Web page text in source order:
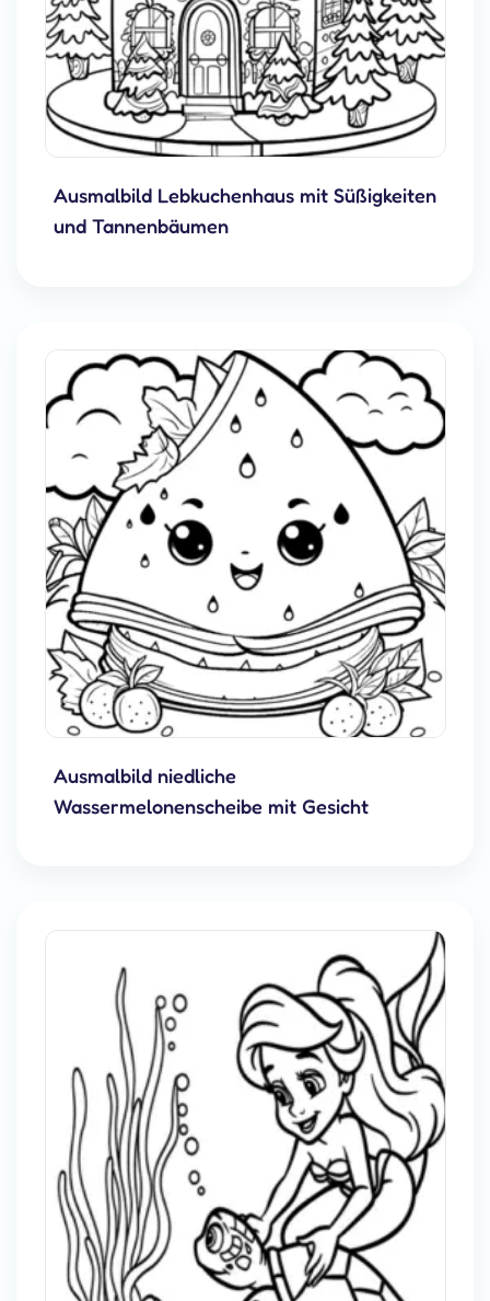
Ausmalbild Lebkuchenhaus mit Süßigkeiten
und Tannenbäumen
Ausmalbild niedliche
Wassermelonenscheibe mit Gesicht